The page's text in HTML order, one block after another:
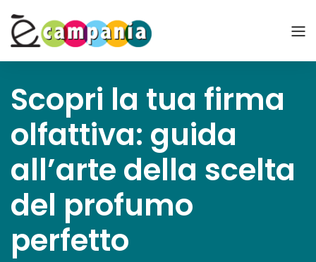
Scopri la tua firma
olfattiva: guida
all’arte della scelta
del profumo
perfetto